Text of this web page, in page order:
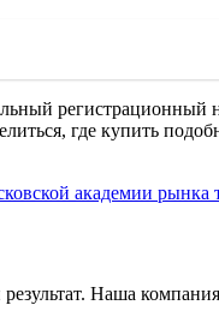
где купить
академии
Наша